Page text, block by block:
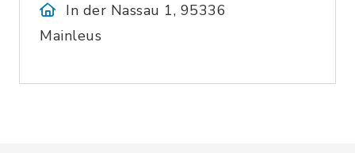
In der Nassau 1, 95336
Mainleus